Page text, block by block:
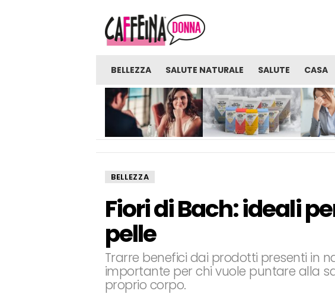
BELLEZZA SALUTE NATURALE SALUTE CASA
NOVITÀ
PER UNA VERA RELAZIONE
DEGLI ADULTI?
SORPRENDENTE DI UTILE
BELLEZZA
Fiori di Bach: ideali
pelle
Trarre benefici dai prodotti presenti in
importante per chi vuole puntare alla
proprio corpo.